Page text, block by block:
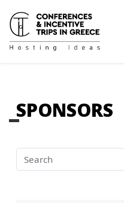
SPONSORS